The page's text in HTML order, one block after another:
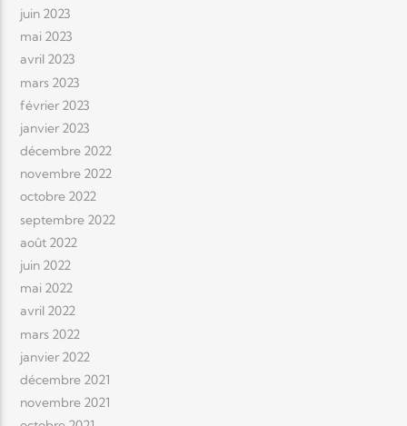
juin 2023
mai 2023
avril 2023
mars 2023
février 2023
janvier 2023
décembre 2022
novembre 2022
octobre 2022
septembre 2022
août 2022
juin 2022
mai 2022
avril 2022
mars 2022
janvier 2022
décembre 2021
novembre 2021